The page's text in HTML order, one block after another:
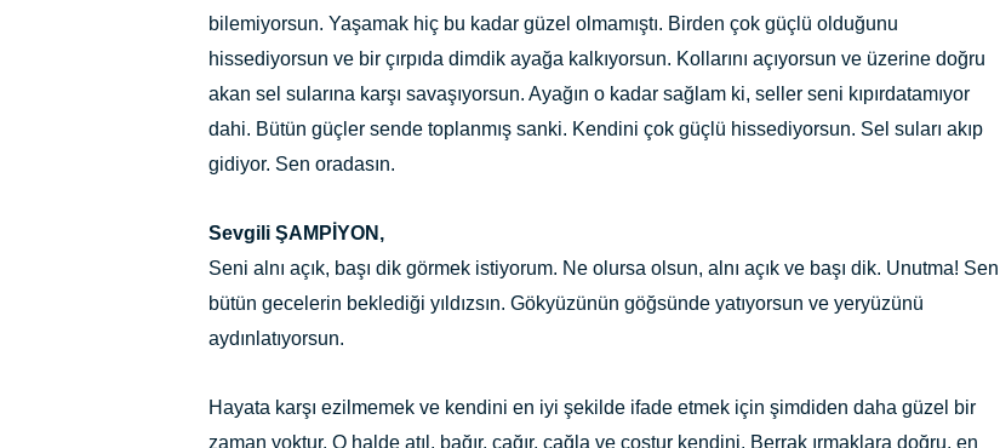
bilemiyorsun. Yaşamak hiç bu kadar güzel olmamıştı. Birden çok güçlü olduğunu
hissediyorsun ve bir çırpıda dimdik ayağa kalkıyorsun. Kollarını açıyorsun ve üzerine doğru
akan sel sularına karşı savaşıyorsun. Ayağın o kadar sağlam ki, seller seni kıpırdatamıyor
dahi. Bütün güçler sende toplanmış sanki. Kendini çok güçlü hissediyorsun. Sel suları akıp
gidiyor. Sen oradasın.
Sevgili ŞAMPİYON,
Seni alnı açık, başı dik görmek istiyorum. Ne olursa olsun, alnı açık ve başı dik. Unutma! Sen
bütün gecelerin beklediği yıldızsın. Gökyüzünün göğsünde yatıyorsun ve yeryüzünü
aydınlatıyorsun.
Hayata karşı ezilmemek ve kendini en iyi şekilde ifade etmek için şimdiden daha güzel bir
zaman yoktur. O halde atıl, bağır, çağır, çağla ve coştur kendini. Berrak ırmaklara doğru, en